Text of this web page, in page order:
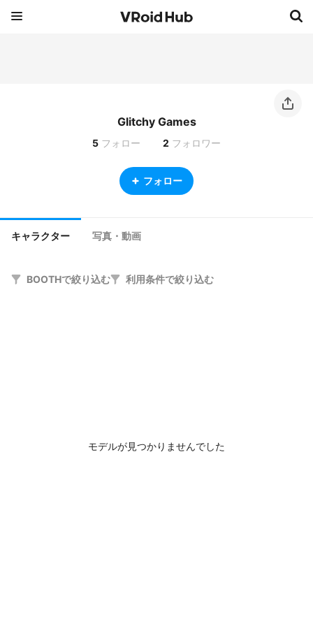
Glitchy Games
5 フォロー 2 フォロワー
フォロー
キャラクター 写真・動画
BOOTHで絞り込む 利用条件で絞り込む
モデルが見つかりませんでした